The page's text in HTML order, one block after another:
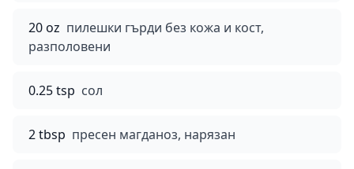
20 oz пилешки гърди без кожа и кост,
разполовени
0.25 tsp сол
2 tbsp пресен магданоз, нарязан